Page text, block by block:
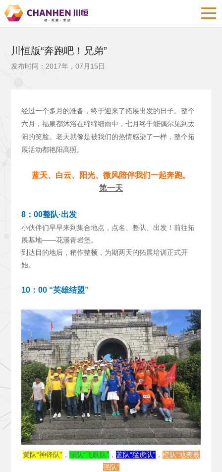
川恒版“奔跑吧！兄弟”
发布时间：2017年，07月15日
经过一个多月的准备，终于迎来了拓展出发的日子。整个
六月，福泉都沐浴在绵绵细雨中，七月终于能偶尔见到太
阳的笑脸。老天就像是被我们的热情感染了一样，整个拓
展活动都艳阳高照。
蓝天、白云、阳光、微风陪伴我们一起奔跑。
第一天
8：00整队·出发
小伙伴们早早来到集合地点，点名、整队、出发！前往拓
展基地——花溪青岩堡。
到达目的地后，稍作整顿，为期两天的拓展培训正式开
始。
10：00 “英雄结盟”
黄队“神锋队” ， 绿队“飞跃队” ， 蓝队“猛虎队”， 橙队“地表最
强队”